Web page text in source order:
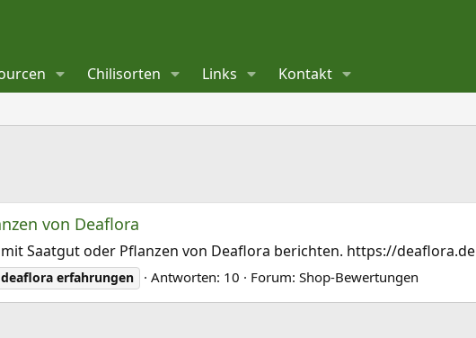
Chilisorten Links Kontakt
von Deaflora
Saatgut oder Pflanzen von Deaflora berichten. https://deaflora.de
deaflora erfahrungen Antworten: 10 Forum: Shop-Bewertungen